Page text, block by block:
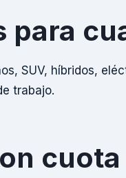
para
SUV, híbridos,
trabajo.